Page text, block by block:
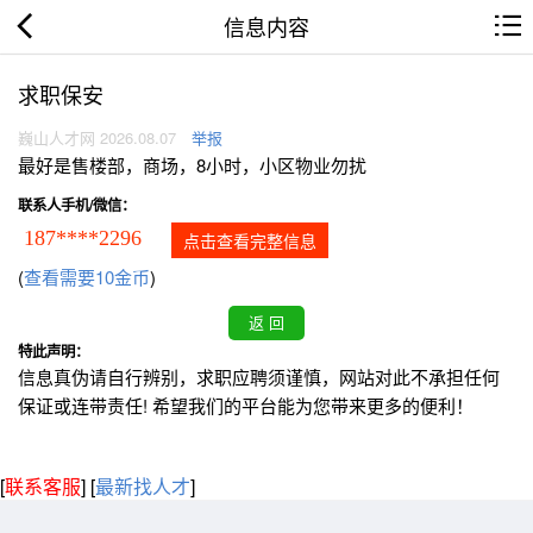
信息内容
求职保安
巍山人才网 2026.08.07 举报
最好是售楼部，商场，8小时，小区物业勿扰
联系人手机/微信：
187****2296 点击查看完整信息
(查看需要10金币)
特此声明：
信息真伪请自行辨别，求职应聘须谨慎，网站对此不承担任何
保证或连带责任! 希望我们的平台能为您带来更多的便利！
[联系客服] [最新找人才]